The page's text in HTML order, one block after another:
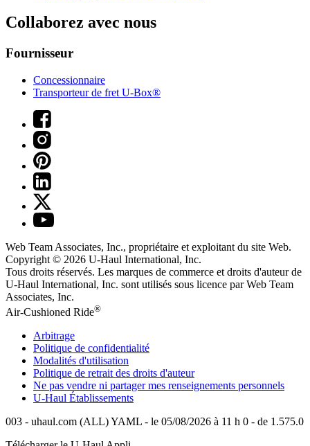
Collaborez avec nous
Fournisseur
Concessionnaire
Transporteur de fret U-Box®
Web Team Associates, Inc., propriétaire et exploitant du site Web.
Copyright © 2026 U-Haul International, Inc.
Tous droits réservés. Les marques de commerce et droits d'auteur de
U-Haul International, Inc. sont utilisés sous licence par Web Team
Associates, Inc.
Air-Cushioned Ride®
Arbitrage
Politique de confidentialité
Modalités d'utilisation
Politique de retrait des droits d'auteur
Ne pas vendre ni partager mes renseignements personnels
U-Haul Établissements
003 - uhaul.com (ALL) YAML - le 05/08/2026 à 11 h 0 - de 1.575.0